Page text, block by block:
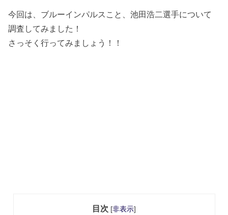
今回は、ブルーインパルスこと、池田浩二選手について
調査してみました！
さっそく行ってみましょう！！
目次 [非表示]